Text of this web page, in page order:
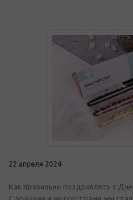
22 апреля 2024
Как правильно поздравлять с
С врачами и медсестрами мы